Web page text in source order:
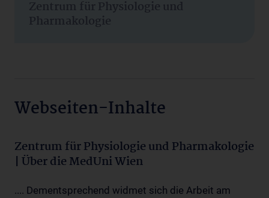
Zentrum für Physiologie und
Pharmakologie
Webseiten-Inhalte
Zentrum für Physiologie und Pharmakologie
| Über die MedUni Wien
.... Dementsprechend widmet sich die Arbeit am